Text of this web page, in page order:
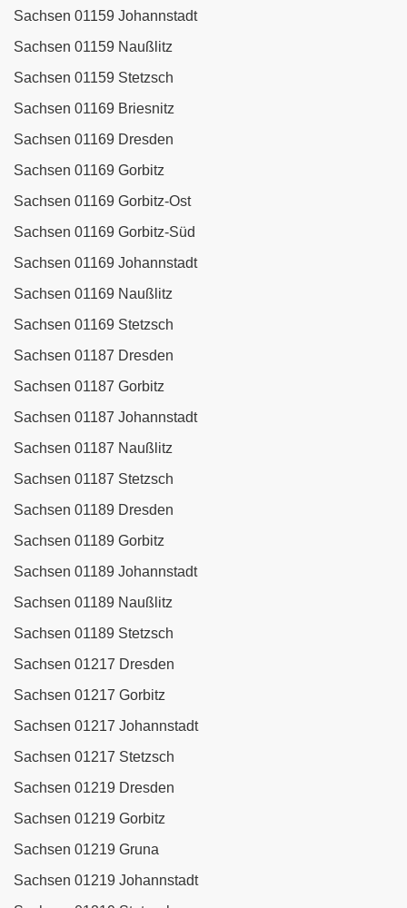
Sachsen 01159 Johannstadt
Sachsen 01159 Naußlitz
Sachsen 01159 Stetzsch
Sachsen 01169 Briesnitz
Sachsen 01169 Dresden
Sachsen 01169 Gorbitz
Sachsen 01169 Gorbitz-Ost
Sachsen 01169 Gorbitz-Süd
Sachsen 01169 Johannstadt
Sachsen 01169 Naußlitz
Sachsen 01169 Stetzsch
Sachsen 01187 Dresden
Sachsen 01187 Gorbitz
Sachsen 01187 Johannstadt
Sachsen 01187 Naußlitz
Sachsen 01187 Stetzsch
Sachsen 01189 Dresden
Sachsen 01189 Gorbitz
Sachsen 01189 Johannstadt
Sachsen 01189 Naußlitz
Sachsen 01189 Stetzsch
Sachsen 01217 Dresden
Sachsen 01217 Gorbitz
Sachsen 01217 Johannstadt
Sachsen 01217 Stetzsch
Sachsen 01219 Dresden
Sachsen 01219 Gorbitz
Sachsen 01219 Gruna
Sachsen 01219 Johannstadt